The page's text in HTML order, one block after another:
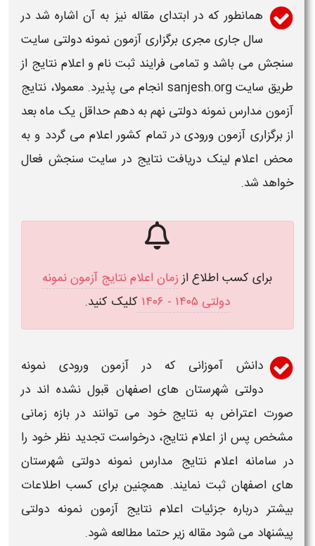
همانطور که در ابتدای مقاله نیز به آن اشاره شد در
سال جاری مجری برگزاری آزمون نمونه دولتی سایت
سنجش می باشد و تمامی فرایند ثبت نام و اعلام نتایج از
طریق سایت sanjesh.org انجام می پذیرد. معمولا، نتایج
آزمون مدارس نمونه دولتی نهم به دهمحداقل یک ماه بعد
از برگزاری آزمون ورودی در تمام کشوراعلام می گردد و به
محض اعلام لینک دریافت نتایج در سایت سنجش فعال
خواهد شد.
برای کسب اطلاع اززمان اعلام نتایج آزمون نمونه
دولتی ۱۴۰۵ - ۱۴۰۶
کلیک کنید.
دانش آموزانی که در آزمونورودی نمونه
دولتی شهرستان هایاصفهان قبول نشده اند در
صورت اعتراض به نتایجخود می توانند در بازه زمانی
مشخص پس از اعلام نتایج، درخواست تجدید نظر خود را
در سامانه اعلام نتایج مدارس نمونه دولتی شهرستان
هایاصفهانثبت نمایند. همچنین برای کسب اطلاعات
بیشتر درباره جزئیات اعلام نتایج آزمون نمونه دولتی
پیشنهاد می شود مقاله زیر حتما مطالعه شود.